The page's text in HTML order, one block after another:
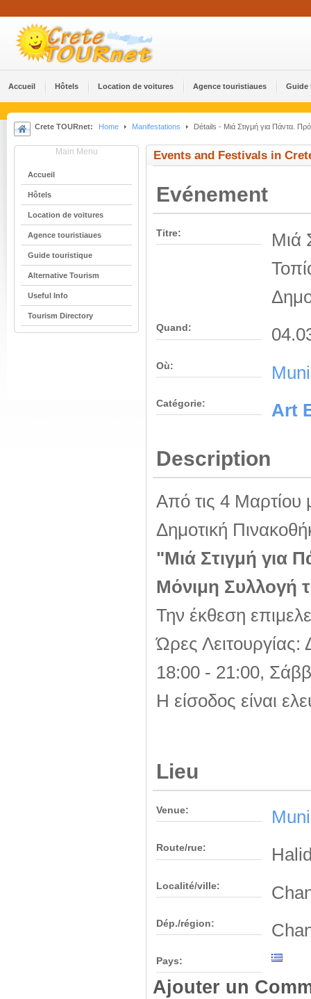
Accueil Hôtels Location de voitures Agence touristiaues Guide
Crete TOURnet: Home Manifestations Détails - Μιά Στιγμή για Πάντα.
Main Menu
Accueil
Hôtels
Location de voitures
Agence touristiaues
Guide touristique
Alternative Tourism
Useful Info
Tourism Directory
Events and Festivals in
Evénement
Titre:
Μιά
Quand:
Où:
Catégorie: Αrt
Description
Από τις 4 Μαρτίου
Δημοτική
"Μιά Στιγμή για
Μόνιμη Συλλογή
Την έκθεση
Ώρες
18:00 - 21:00,
Η είσοδος είναι
Lieu
Venue:
Route/rue:
Localité/ville:
Dép./région:
Pays:
Ajouter un